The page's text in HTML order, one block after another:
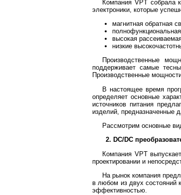
Компания VPT собрала
электроники, которые
магнитная обратная
высокая
низкие
Производственные
поддерживает самые
Производственные
В настоящее время
определяет основные
источников питания
изделий, предназначенные
Рассмотрим основные
2. DC/DC
Компания VPT
проектировании и
На рынок компания
в любом из двух состояний
эффективностью.